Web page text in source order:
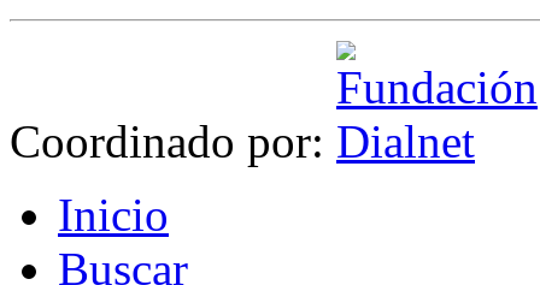
Coordinado por:
Inicio
Buscar